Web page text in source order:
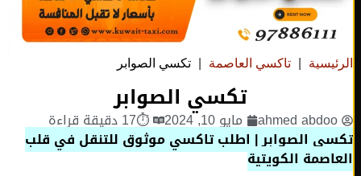
| تاكسي العاصمة | تكسي الصوابر
تكسي الصوابر
ahmed abdoo مايو 10, 2024 ⏱17 دقيقة قراءة
الصوابر | اطلب تاكسي موثوق للتنقل في قلب
الكويتية